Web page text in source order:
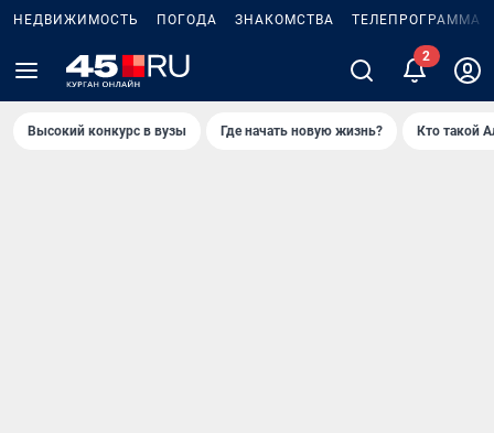
НЕДВИЖИМОСТЬ ПОГОДА ЗНАКОМСТВА ТЕЛЕПРОГРАММА
2
Высокий конкурс в вузы Где начать новую жизнь? Кто такой